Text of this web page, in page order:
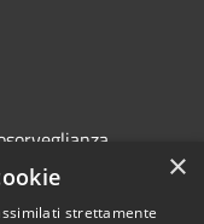
×
strettamente